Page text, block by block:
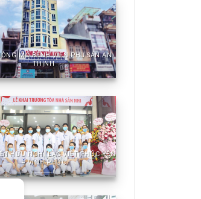
MỔ BỆNH VIỆN PHỤ SẢN AN
THỊNH
HỮU NGHỊ LẠC VIỆT PHÚC YÊN
– VĨNH PHÚC